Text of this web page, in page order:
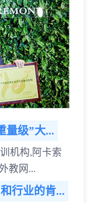
量级”大...
机构,阿卡索
教网...
行业的肯...